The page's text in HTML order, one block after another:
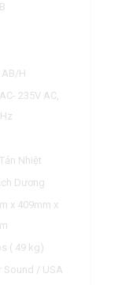
AB/H
235V AC,
Nhiệt
Dương
x 409mm x
( 49 kg)
Sound / USA